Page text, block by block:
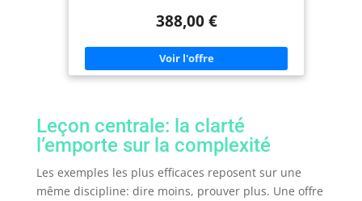
d'espace qu'il n'en faut pour vos données et vos
2,2 kg, refroidissement silencieux, écran Full-HD,
16 Go de RAM DDR4, webcam, HDMI, prise casque,
microphone, USB 3.0 Windows 11 Prof. 64 bits est
complètement installé avec tous les pilotes, ainsi
388,00 €
Leçon centrale: la clarté
l’emporte sur la complexité
Les exemples les plus efficaces reposent sur une
même discipline: dire moins, prouver plus. Une offre